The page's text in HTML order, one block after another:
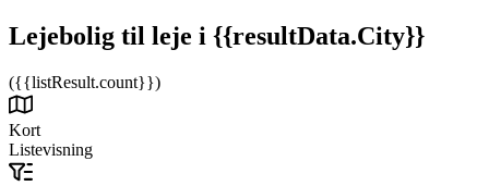
Lejebolig til leje i {{resultData.City}}
({{listResult.count}})
Kort
Listevisning